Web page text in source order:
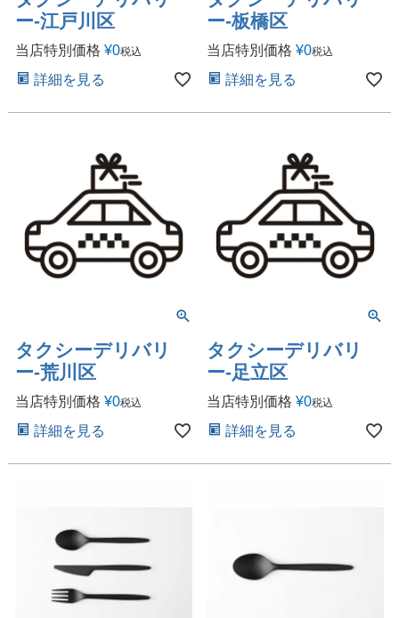
ー-江戸川区
当店特別価格 ¥0税込
詳細を見る
ー-板橋区
当店特別価格 ¥0税込
詳細を見る
タクシーデリバリ
ー-荒川区
当店特別価格 ¥0税込
詳細を見る
タクシーデリバリ
ー-足立区
当店特別価格 ¥0税込
詳細を見る